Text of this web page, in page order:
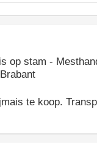
op stam -
te koop.